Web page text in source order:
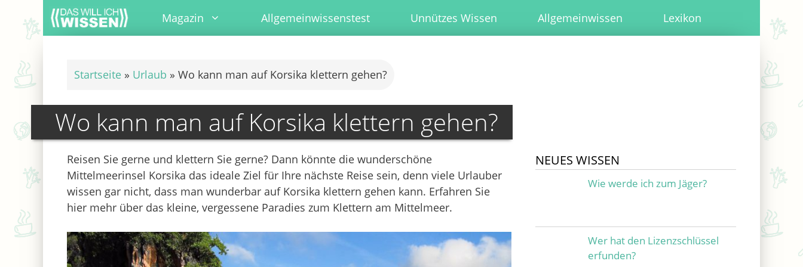
Inhalt
springen
Magazin Allgemeinwissenstest Unnützes Wissen Allgemeinwissen Lexikon
Startseite » Urlaub » Wo kann man auf Korsika klettern gehen?
Wo kann man auf Korsika klettern gehen?
Reisen Sie gerne und klettern Sie gerne? Dann könnte die wunderschöne
Mittelmeerinsel Korsika das ideale Ziel für Ihre nächste Reise sein, denn viele Urlauber
wissen gar nicht, dass man wunderbar auf Korsika klettern gehen kann. Erfahren Sie
hier mehr über das kleine, vergessene Paradies zum Klettern am Mittelmeer.
NEUES WISSEN
Wie werde ich zum Jäger?
Wer hat den Lizenzschlüssel
erfunden?